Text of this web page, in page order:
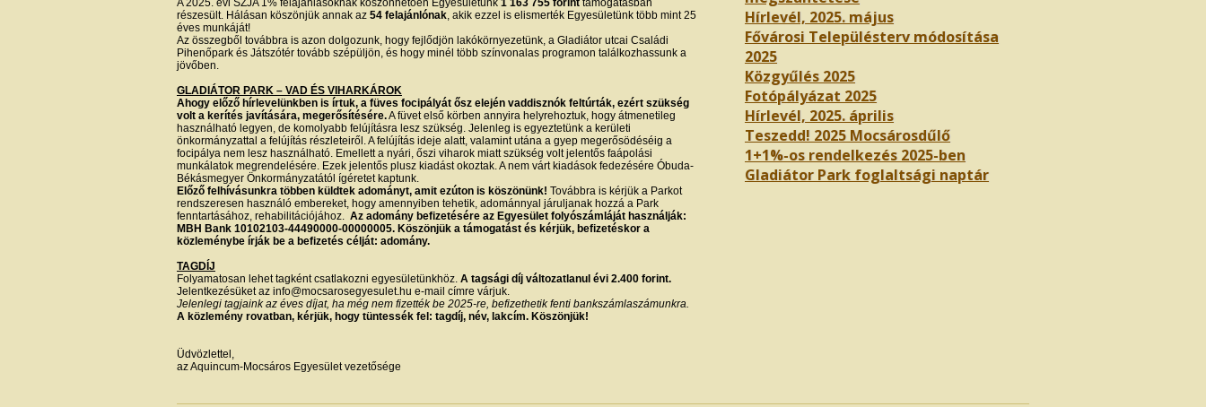
A 2025. évi SZJA 1% felajánlásoknak köszönhetően Egyesületünk 1 163 755 forint támogatásban
részesült. Hálásan köszönjük annak az 54 felajánlónak, akik ezzel is elismerték Egyesületünk több mint 25
éves munkáját!
Az összegből továbbra is azon dolgozunk, hogy fejlődjön lakókörnyezetünk, a Gladiátor utcai Családi
Pihenőpark és Játszótér tovább szépüljön, és hogy minél több színvonalas programon találkozhassunk a
jövőben.
GLADIÁTOR PARK – VAD ÉS VIHARKÁROK
Ahogy előző hírlevelünkben is írtuk, a füves focipályát ősz elején vaddisznók feltúrták, ezért szükség
volt a kerítés javítására, megerősítésére.A füvet első körben annyira helyrehoztuk, hogy átmenetileg
használható legyen, de komolyabb felújításra lesz szükség. Jelenleg is egyeztetünk a kerületi
önkormányzattal a felújítás részleteiről. A felújítás ideje alatt, valamint utána a gyep megerősödéséig a
focipálya nem lesz használható. Emellett a nyári, őszi viharok miatt szükség volt jelentős faápolási
munkálatok megrendelésére. Ezek jelentős plusz kiadást okoztak. A nem várt kiadások fedezésére Óbuda-
Békásmegyer Önkormányzatától ígéretet kaptunk.
Előző felhívásunkra többen küldtek adományt, amit ezúton is köszönünk! Továbbra is kérjük a Parkot
rendszeresen használó embereket, hogy amennyiben tehetik, adománnyal járuljanak hozzá a Park
fenntartásához, rehabilitációjához. Az adomány befizetésére az Egyesület folyószámláját használják:
MBH Bank 10102103-44490000-00000005. Köszönjük a támogatást és kérjük, befizetéskor a
közleménybe írják be a befizetés célját: adomány.
TAGDÍJ
Folyamatosan lehet tagként csatlakozni egyesületünkhöz. A tagsági díj változatlanul évi 2.400 forint.
Jelentkezésüket az info@mocsarosegyesulet.hu e-mail címre várjuk.
Jelenlegi tagjaink az éves díjat, ha még nem fizették be 2025-re, befizethetik fenti bankszámlaszámunkra.
A közlemény rovatban, kérjük, hogy tüntessék fel: tagdíj, név, lakcím. Köszönjük!
Üdvözlettel,
az Aquincum-Mocsáros Egyesület vezetősége
Hírlevél, 2025. május
Fővárosi Településterv módosítása
2025
Közgyűlés 2025
Fotópályázat 2025
Hírlevél, 2025. április
Teszedd! 2025 Mocsárosdűlő
1+1%-os rendelkezés 2025-ben
Gladiátor Park foglaltsági naptár